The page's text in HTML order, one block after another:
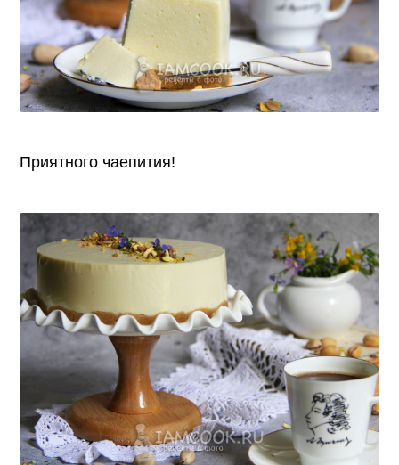
Приятного чаепития!